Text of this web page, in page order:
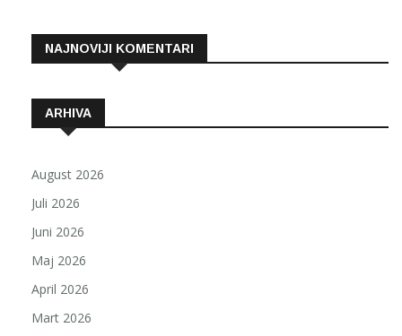
NAJNOVIJI KOMENTARI
ARHIVA
August 2026
Juli 2026
Juni 2026
Maj 2026
April 2026
Mart 2026